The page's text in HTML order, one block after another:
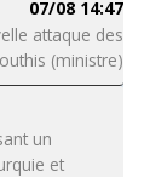
07/08 14:47
attaque des
(ministre)
un
et